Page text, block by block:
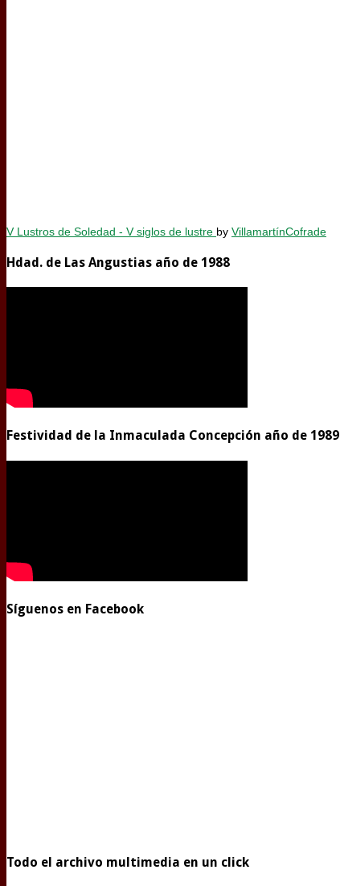
V Lustros de Soledad - V siglos de lustre by VillamartínCofrade
Hdad. de Las Angustias año de 1988
Festividad de la Inmaculada Concepción año de 1989
Síguenos en Facebook
Todo el archivo multimedia en un click